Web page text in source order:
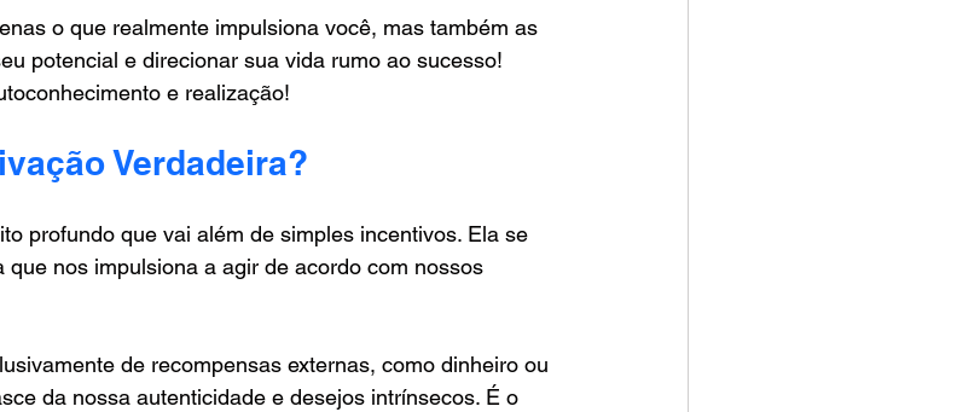
o que realmente impulsiona você, mas também as
potencial e direcionar sua vida rumo ao sucesso!
e realização!
Verdadeira?
profundo que vai além de simples incentivos. Ela se
que nos impulsiona a agir de acordo com nossos
de recompensas externas, como dinheiro ou
da nossa autenticidade e desejos intrínsecos. É o